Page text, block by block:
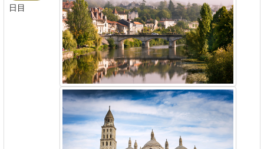
日目